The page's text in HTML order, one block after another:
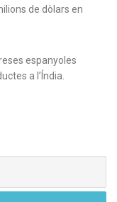
de dòlars en
espanyoles
a l’Índia.